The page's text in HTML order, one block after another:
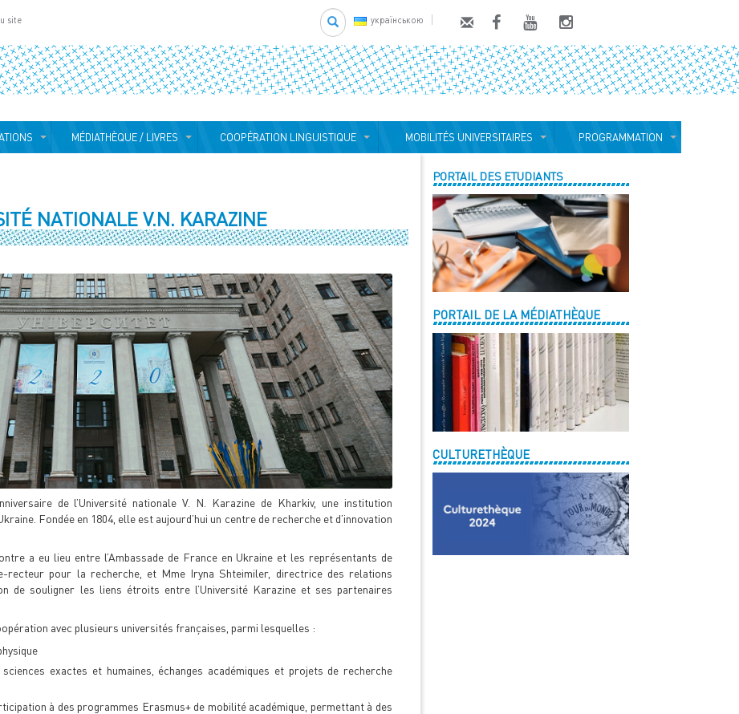
site українською
Search
MÉDIATHÈQUE / LIVRES COOPÉRATION LINGUISTIQUE MOBILITÉS UNIVERSITAIRES PROGRAMMATION
NATIONALE V.N. KARAZINE
de l’Université nationale V. N. Karazine de Kharkiv, une institution
Fondée en 1804, elle est aujourd’hui un centre de recherche et d’innovation
a eu lieu entre l’Ambassade de France en Ukraine et les représentants de
recteur pour la recherche, et Mme Iryna Shteimiler, directrice des relations
de souligner les liens étroits entre l’Université Karazine et ses partenaires
avec plusieurs universités françaises, parmi lesquelles :
exactes et humaines, échanges académiques et projets de recherche
à des programmes Erasmus+ de mobilité académique, permettant à des
PORTAIL DES ETUDIANTS
PORTAIL DE LA MÉDIATHÈQUE
CULTURETHÈQUE